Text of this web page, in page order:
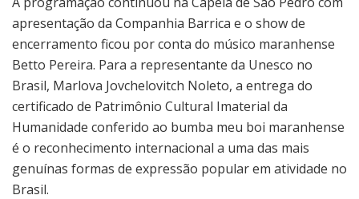
apresentação da Companhia Barrica e o show de
encerramento ficou por conta do músico maranhense
Betto Pereira. Para a representante da Unesco no
Brasil, Marlova Jovchelovitch Noleto, a entrega do
certificado de Patrimônio Cultural Imaterial da
Humanidade conferido ao bumba meu boi maranhense
é o reconhecimento internacional a uma das mais
genuínas formas de expressão popular em atividade no
Brasil.